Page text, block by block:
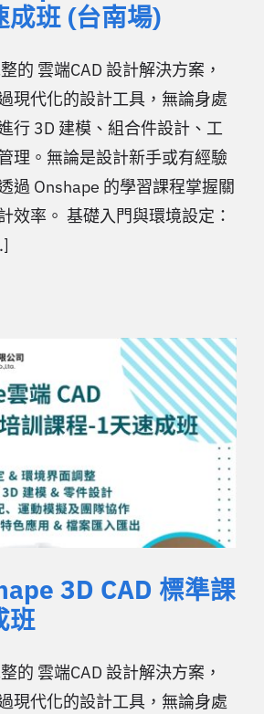
班 (台南場)
的 雲端CAD 設計解決方案，
現代化的設計工具，無論身處
行 3D 建模、組合件設計、工
理。無論是設計新手或有經驗
過 Onshape 的學習課程掌握關
效率。 基礎入門與環境設定：
3D CAD 標準課
班
的 雲端CAD 設計解決方案，
現代化的設計工具，無論身處